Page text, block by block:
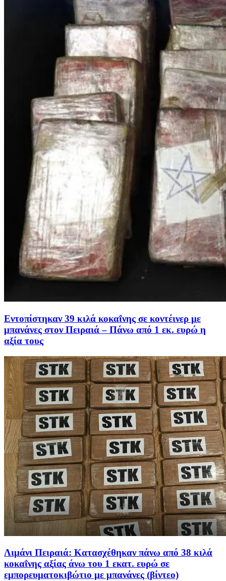
Εντοπίστηκαν 39 κιλά κοκαΐνης σε κοντέινερ με
μπανάνες στον Πειραιά – Πάνω από 1 εκ. ευρώ η
αξία τους
Λιμάνι Πειραιά: Κατασχέθηκαν πάνω από 38 κιλά
κοκαΐνης αξίας άνω του 1 εκατ. ευρώ σε
εμπορευματοκιβώτιο με μπανάνες (βίντεο)